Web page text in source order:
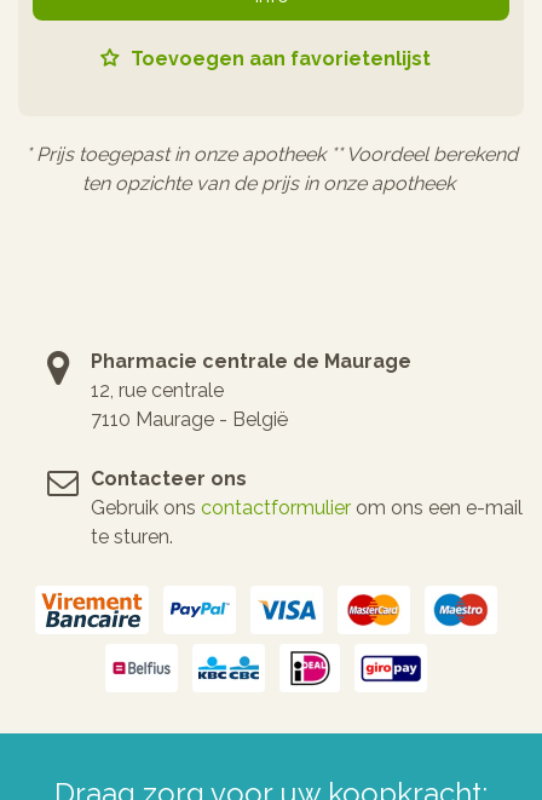
Toevoegen aan favorietenlijst
* Prijs toegepast in onze apotheek ** Voordeel berekend
ten opzichte van de prijs in onze apotheek
Pharmacie centrale de Maurage
12, rue centrale
7110 Maurage - België
Contacteer ons
Gebruik ons contactformulier om ons een e-mail
te sturen.
Draag zorg voor uw koopkracht: